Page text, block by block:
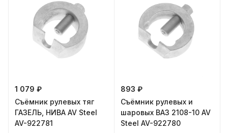
1 079 ₽
Съёмник рулевых тяг
ГАЗЕЛЬ, НИВА AV Steel
AV-922781
893 ₽
Съёмник рулевых и
шаровых ВАЗ 2108-10 AV
Steel AV-922780